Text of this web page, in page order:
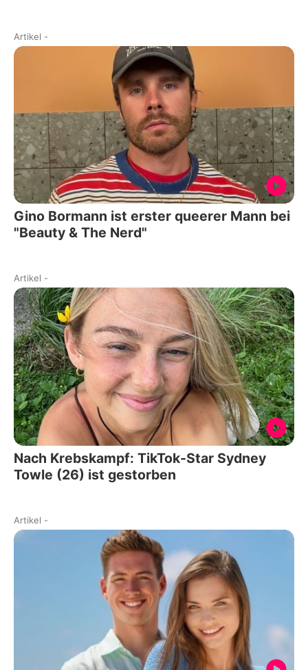
Artikel -
Gino Bormann ist erster queerer Mann bei
"Beauty & The Nerd"
Artikel -
Nach Krebskampf: TikTok-Star Sydney
Towle (26) ist gestorben
Artikel -